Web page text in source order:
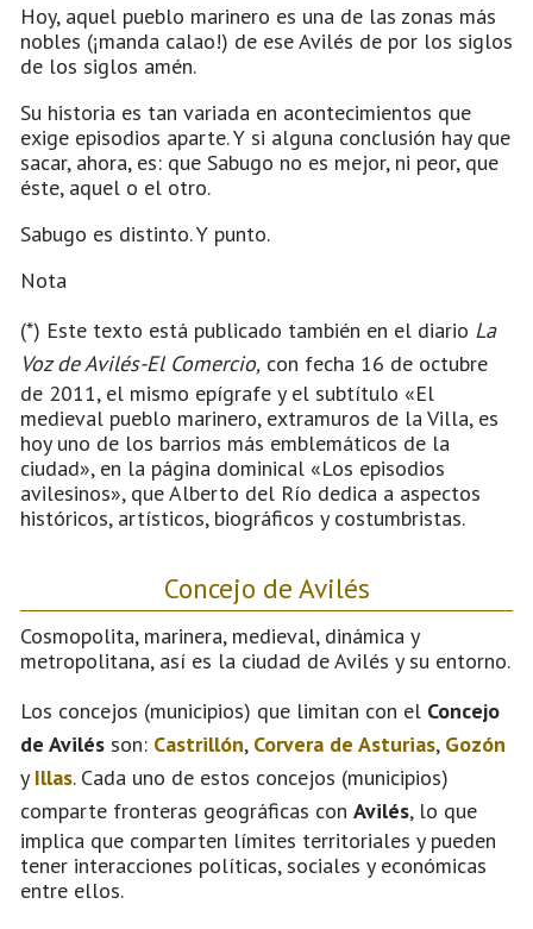
Hoy, aquel pueblo marinero es una de las zonas más
nobles (¡manda calao!) de ese Avilés de por los siglos
de los siglos amén.
Su historia es tan variada en acontecimientos que
exige episodios aparte. Y si alguna conclusión hay que
sacar, ahora, es: que Sabugo no es mejor, ni peor, que
éste, aquel o el otro.
Sabugo es distinto. Y punto.
Nota
(*) Este texto está publicado también en el diario La
Voz de Avilés-El Comercio, con fecha 16 de octubre
de 2011, el mismo epígrafe y el subtítulo «El
medieval pueblo marinero, extramuros de la Villa, es
hoy uno de los barrios más emblemáticos de la
ciudad», en la página dominical «Los episodios
avilesinos», que Alberto del Río dedica a aspectos
históricos, artísticos, biográficos y costumbristas.
Concejo de Avilés
Cosmopolita, marinera, medieval, dinámica y
metropolitana, así es la ciudad de Avilés y su entorno.
Los concejos (municipios) que limitan con el Concejo
de Avilés son: Castrillón, Corvera de Asturias, Gozón
y Illas. Cada uno de estos concejos (municipios)
comparte fronteras geográficas con Avilés, lo que
implica que comparten límites territoriales y pueden
tener interacciones políticas, sociales y económicas
entre ellos.